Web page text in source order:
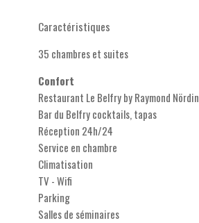
Caractéristiques
35 chambres et suites
Confort
Restaurant Le Belfry by Raymond Nördin
Bar du Belfry cocktails, tapas
Réception 24h/24
Service en chambre
Climatisation
TV - Wifi
Parking
Salles de séminaires